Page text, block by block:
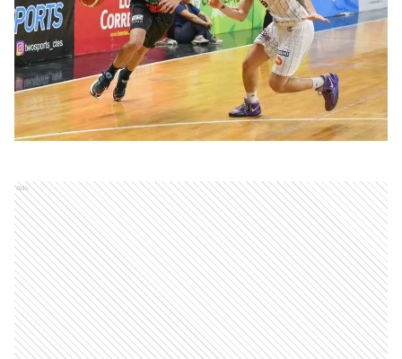
Ads